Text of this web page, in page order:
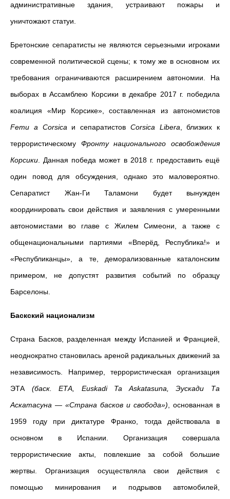
административные здания, устраивают пожары и
уничтожают статуи.
Бретонские сепаратисты не являются серьезными игроками
современной политической сцены; к тому же в основном их
требования ограничиваются расширением автономии. На
выборах в Ассамблею Корсики в декабре 2017 г. победила
коалиция «Мир Корсике», составленная из автономистов
Femu a Corsica и сепаратистов Corsica Libera , близких к
террористическому Фронту национального освобождения
Корсики . Данная победа может в 2018 г. предоставить ещё
один повод для обсуждения, однако это маловероятно.
Сепаратист Жан-Ги Таламони будет вынужден
координировать свои действия и заявления с умеренными
автономистами во главе с Жилем Симеони, а также с
общенациональными партиями «Вперёд, Республика!» и
«Республиканцы», а те, деморализованные каталонским
примером, не допустят развития событий по образцу
Барселоны.
Баскский национализм
Страна Басков, разделенная между Испанией и Францией,
неоднократно становилась ареной радикальных движений за
независимость. Например, террористическая организация
ЭТА (баск. ЕТА, Euskadi Ta Askatasuna, Эускади Та
Аскатасуна — «Страна басков и свобода») , основанная в
1959 году при диктатуре Франко, тогда действовала в
основном в Испании. Организация совершала
террористические акты, повлекшие за собой большие
жертвы. Организация осуществляла свои действия с
помощью минирования и подрывов автомобилей,